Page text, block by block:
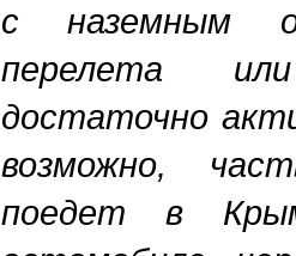
с наземным
перелета
достаточно
возможно,
поедет в